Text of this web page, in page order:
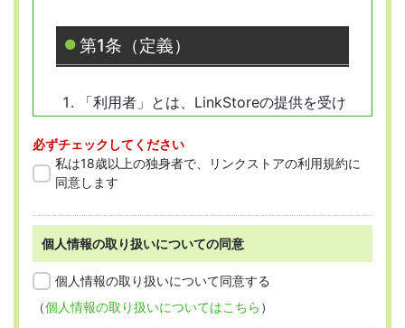
第1条（定義）
「利用者」とは、LinkStoreの提供を受け
「会員」とは、本規約に従って会員登録
をした人を指します。
第2条 （適用範囲）
本規約は、すべての会員に適用され、登録手
必ずチェックしてください
私は18歳以上の独身者で、リンクストアの利用規約に
同意します
個人情報の取り扱いについての同意
個人情報の取り扱いについて同意する
（個人情報の取り扱いについてはこちら ）